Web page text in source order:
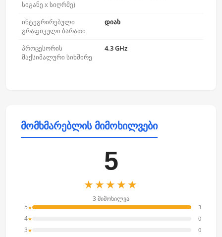
სიგანე x სიღრმე)
ინტეგრირებული
გრაფიკული ბარათი
დიახ
პროცესორის
მაქსიმალური სიხშირე
4.3 GHz
მომხმარებლის მიმოხილვები
5
★★★★★
3 მიმოხილვა
5★ 3
4★ 0
3★ 0